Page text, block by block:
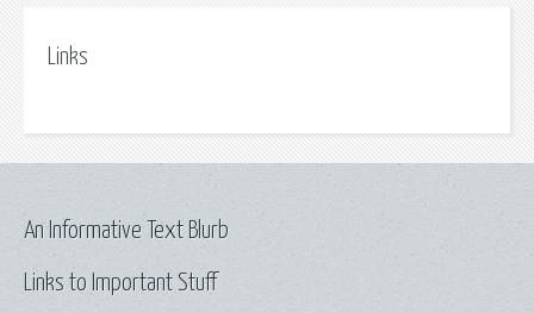
Links
Links to Important Stuff
An Informative Text Blurb